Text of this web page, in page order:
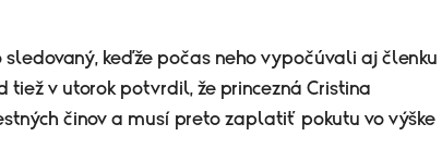
sledovaný, keďže počas neho vypočúvali aj členku
tiež v utorok potvrdil, že princezná Cristina
činov a musí preto zaplatiť pokutu vo výške